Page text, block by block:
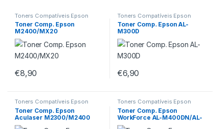
Toners Compatíveis Epson
Toner Comp. Epson
M2400/MX20
€8,90
Toners Compatíveis Epson
Toner Comp. Epson AL-
M300D
€6,90
Toners Compatíveis Epson
Toner Comp. Epson
Aculaser M2300/M2400
Toners Compatíveis Epson
Toner Comp. Epson
WorkForce AL-M400DN/AL-
M400DTN